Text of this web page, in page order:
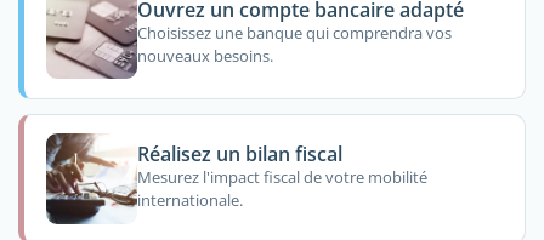
Ouvrez un compte bancaire adapté
Choisissez une banque qui comprendra vos
nouveaux besoins.
Réalisez un bilan fiscal
Mesurez l'impact fiscal de votre mobilité
internationale.